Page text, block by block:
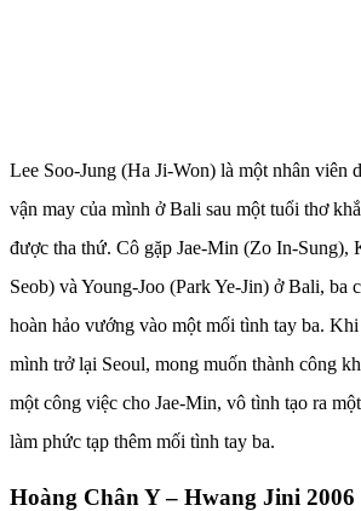
Lee Soo-Jung (Ha Ji-Won) là một nhân viên
vận may của mình ở Bali sau một tuổi thơ
được tha thứ. Cô gặp Jae-Min (Zo In-Sung),
Seob) và Young-Joo (Park Ye-Jin) ở Bali, ba
hoàn hảo vướng vào một mối tình tay ba.
mình trở lại Seoul, mong muốn thành công
một công việc cho Jae-Min, vô tình tạo ra
làm phức tạp thêm mối tình tay ba.
Hoàng Chân Y – Hwang Jini 2006